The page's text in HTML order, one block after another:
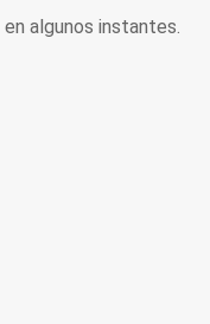
algunos instantes.